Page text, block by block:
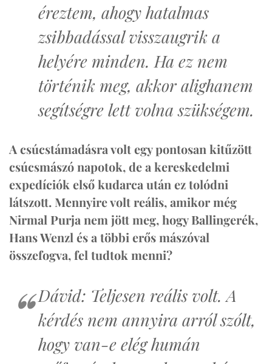
éreztem, ahogy hatalmas
zsibbadással visszaugrik a
helyére minden. Ha ez nem
történik meg, akkor alighanem
segítségre lett volna szükségem.
A csúcstámadásra volt egy pontosan kitűzött
csúcsmászó napotok, de a kereskedelmi
expedíciók első kudarca után ez tolódni
látszott. Mennyire volt reális, amikor még
Nirmal Purja nem jött meg, hogy Ballingerék,
Hans Wenzl és a többi erős mászóval
összefogva, fel tudtok menni?
Dávid: Teljesen reális volt. A
kérdés nem annyira arról szólt,
hogy van-e elég humán